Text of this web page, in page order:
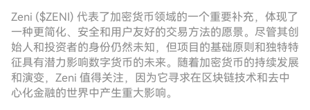
Zeni ($ZENI) 代表了加密货币领域的一个重要补充，体现了
一种更简化、安全和用户友好的交易方法的愿景。尽管其创
始人和投资者的身份仍然未知，但项目的基础原则和独特特
征具有潜力影响数字货币的未来。随着加密货币的持续发展
和演变，Zeni 值得关注，因为它寻求在区块链技术和去中
心化金融的世界中产生重大影响。